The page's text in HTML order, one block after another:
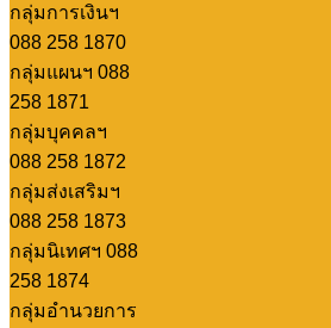
กลุ่มการเงินฯ
088 258 1870
กลุ่มแผนฯ 088
258 1871
กลุ่มบุคคลฯ
088 258 1872
กลุ่มส่งเสริมฯ
088 258 1873
กลุ่มนิเทศฯ 088
258 1874
กลุ่มอำนวยการ